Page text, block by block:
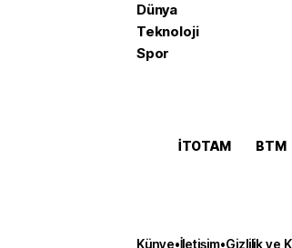
Dünya
Teknoloji
Spor
İTOTAM BTM
Künye•İletişim•Gizlilik ve